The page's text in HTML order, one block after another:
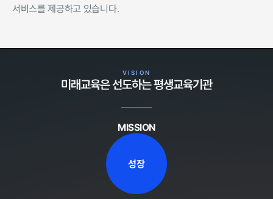
서비스를 제공하고 있습니다.
VISION
미래교육은 선도하는 평생교육기관
MISSION
성장